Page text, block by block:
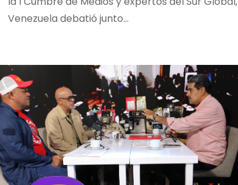
Venezuela debatió junto…